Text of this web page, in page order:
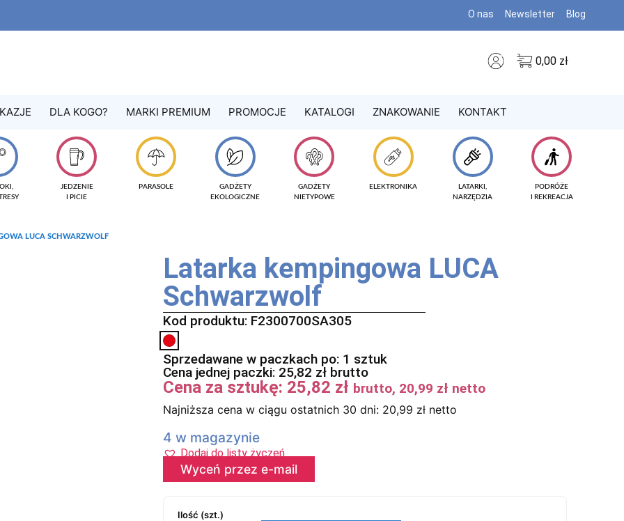
O nas Newsletter Blog
0,00 zł
DLA KOGO? MARKI PREMIUM PROMOCJE KATALOGI ZNAKOWANIE KONTAKT
JEDZENIE
I PICIE
PARASOLE
GADŻETY
EKOLOGICZNE
GADŻETY
NIETYPOWE
ELEKTRONIKA
LATARKI,
NARZĘDZIA
PODRÓŻE
I REKREACJA
LUCA SCHWARZWOLF
Latarka kempingowa LUCA
Schwarzwolf
Kod produktu: F2300700SA305
Sprzedawane w paczkach po: 1 sztuk
Cena jednej paczki: 25,82 zł brutto
Cena za sztukę: 25,82 zł brutto, 20,99 zł netto
Najniższa cena w ciągu ostatnich 30 dni: 20,99 zł netto
4 w magazynie
Dodaj do listy życzeń
Wyceń przez e-mail
Ilość (szt.)